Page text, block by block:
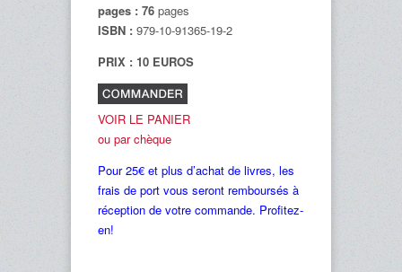
pages : 76 pages
ISBN : 979-10-91365-19-2
PRIX : 10 EUROS
VOIR LE PANIER
ou par chèque
Pour 25€ et plus d’achat de livres, les
frais de port vous seront remboursés à
réception de votre commande. Profitez-
en!